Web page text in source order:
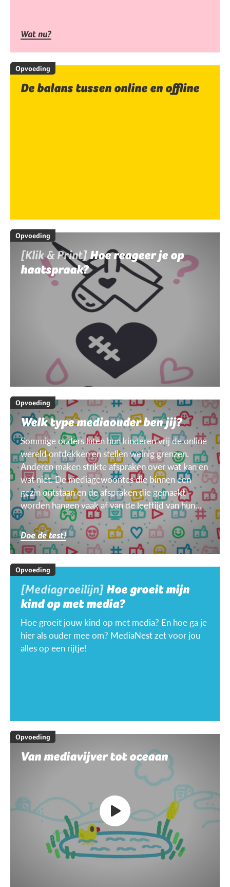
Wat nu?
Opvoeding
De balans tussen online en offline
Opvoeding
[Klik & Print]Hoe reageer je op
haatspraak?
Opvoeding
Welk type mediaouder ben jij?
Sommige ouders laten hun kinderen vrij de online
wereld ontdekken en stellen weinig grenzen.
Anderen maken strikte afspraken over wat kan en
wat niet. De mediagewoontes die binnen een
gezin ontstaan en de afspraken die gemaakt
worden hangen vaak af van de leeftijd van hun
kinderen, van het doel, het toestel, het weer ...
Doe de test!
Opvoeding
[Mediagroeilijn] Hoe groeit mijn
kind op met media?
Hoe groeit jouw kind op met media? En hoe ga je
hier als ouder mee om? MediaNest zet voor jou
alles op een rijtje!
Opvoeding
Van mediavijver tot oceaan